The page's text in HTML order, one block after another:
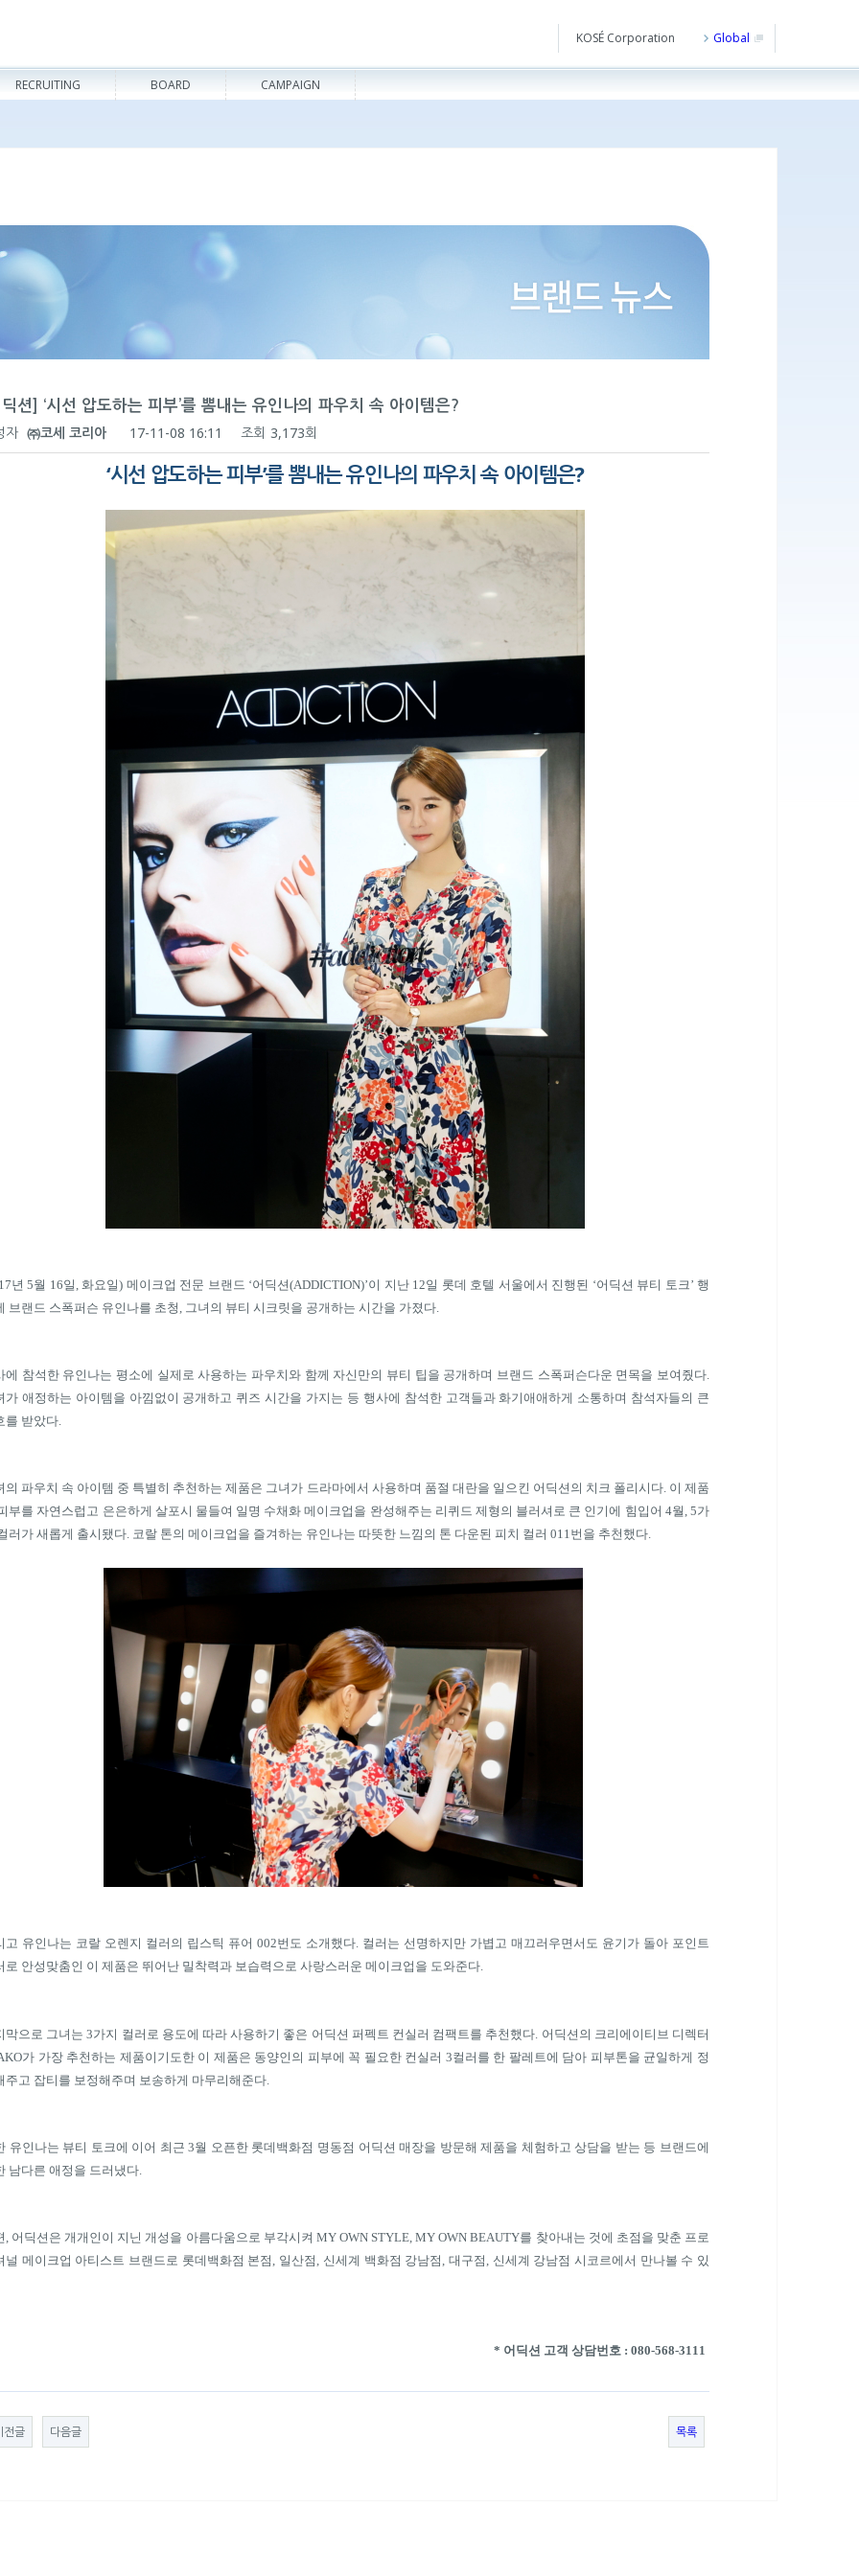
KOSÉ Corporation Global
RECRUITING BOARD CAMPAIGN
션] ‘시선 압도하는 피부’를 뽐내는 유인나의 파우치 속 아이템은?
자 ㈜코세 코리아 17-11-08 16:11 조회 3,173회
‘시선 압도하는 피부’를 뽐내는 유인나의 파우치 속 아이템은?
년5월 16일 ,화요일) 메이크업 전문 브랜드 ‘어딕션(ADDICTION)’이 지난 12일 롯데 호텔 서울에서 진행된 ‘어딕션 뷰티 토크’행
브랜드 스폭퍼슨 유인나를 초청 , 그녀의 뷰티 시크릿을 공개하는 시간을 가졌다.
에 참석한 유인나는 평소에 실제로 사용하는 파우치와 함께 자신만의 뷰티 팁을 공개하며 브랜드 스폭퍼슨다운 면목을 보여줬다.
가 애정하는 아이템을 아낌없이 공개하고 퀴즈 시간을 가지는 등 행사에 참석한 고객들과 화기애애하게 소통하며 참석자들의 큰
를 받았다.
의 파우치 속 아이템 중 특별히 추천하는 제품은 그녀가 드라마에서 사용하며 품절 대란을 일으킨 어딕션의 치크 폴리시다. 이 제품
부를 자연스럽고 은은하게 살포시 물들여 일명 수채화 메이크업을 완성해주는 리퀴드 제형의 블러셔로 큰 인기에 힘입어 4월 , 5가
러가 새롭게 출시됐다. 코랄 톤의 메이크업을 즐겨하는 유인나는 따뜻한 느낌의 톤 다운된 피치 컬러 011번을 추천했다.
고 유인나는 코랄 오렌지 컬러의 립스틱 퓨어 002번도 소개했다. 컬러는 선명하지만 가볍고 매끄러우면서도 윤기가 돌아 포인트
로 안성맞춤인 이 제품은 뛰어난 밀착력과 보습력으로 사랑스러운 메이크업을 도와준다.
막으로 그녀는3가지 컬러로 용도에 따라 사용하기 좋은 어딕션 퍼펙트 컨실러 컴팩트를 추천했다. 어딕션의 크리에이티브 디렉터
가 가장 추천하는 제품이기도한 이 제품은 동양인의 피부에 꼭 필요한 컨실러 3컬러를 한 팔레트에 담아 피부톤을 균일하게 정
주고 잡티를 보정해주며 보송하게 마무리해준다.
유인나는 뷰티 토크에 이어 최근 3월 오픈한 롯데백화점 명동점 어딕션 매장을 방문해 제품을 체험하고 상담을 받는 등 브랜드에
남다른 애정을 드러냈다.
, 어딕션은 개개인이 지닌 개성을 아름다움으로 부각시켜 MY OWN STYLE, MY OWN BEAUTY를 찾아내는 것에 초점을 맞춘 프로
널 메이크업 아티스트 브랜드로 롯데백화점 본점 , 일산점 , 신세계 백화점 강남점 , 대구점 , 신세계 강남점 시코르에서 만나볼 수 있
* 어딕션 고객 상담번호 : 080-568-3111
전글 다음글 목록